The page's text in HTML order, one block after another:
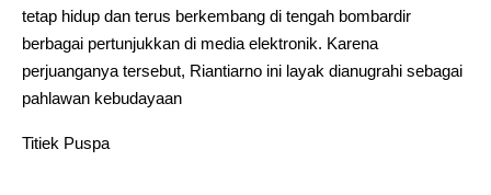
tetap hidup dan terus berkembang di tengah bombardir
berbagai pertunjukkan di media elektronik. Karena
perjuanganya tersebut, Riantiarno ini layak dianugrahi sebagai
pahlawan kebudayaan
Titiek Puspa